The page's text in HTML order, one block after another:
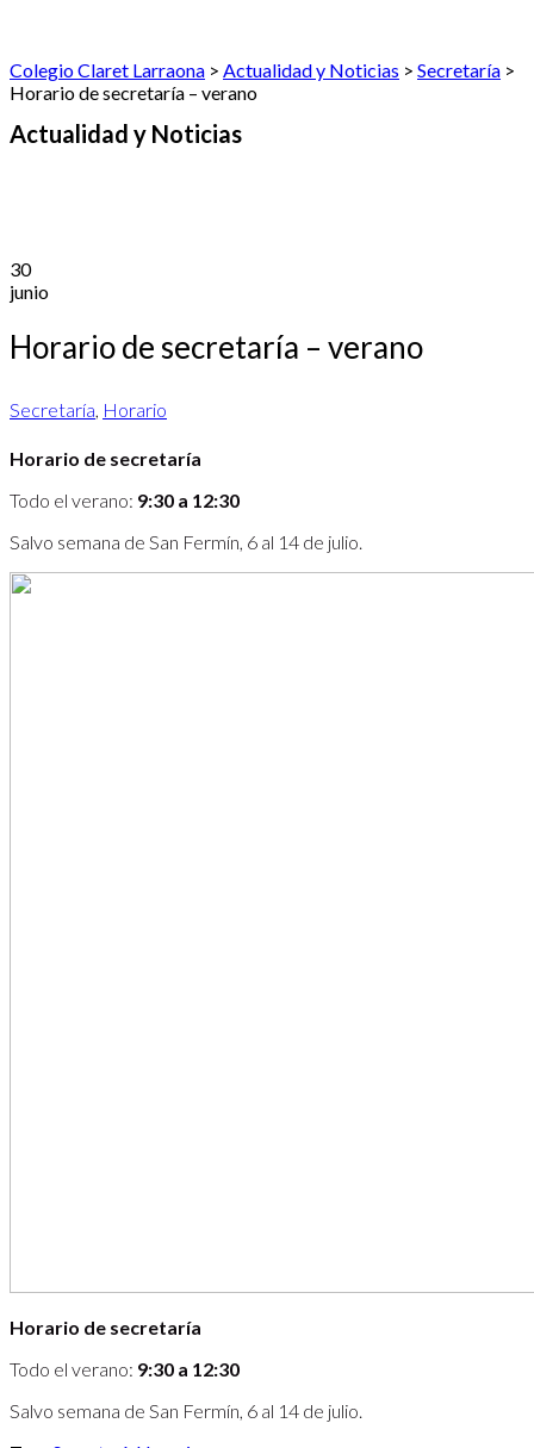
Colegio Claret Larraona > Actualidad y Noticias > Secretaría >
Horario de secretaría – verano
Actualidad y Noticias
30
junio
Horario de secretaría – verano
Secretaría, Horario
Horario de secretaría
Todo el verano: 9:30 a 12:30
Salvo semana de San Fermín, 6 al 14 de julio.
Horario de secretaría
Todo el verano: 9:30 a 12:30
Salvo semana de San Fermín, 6 al 14 de julio.